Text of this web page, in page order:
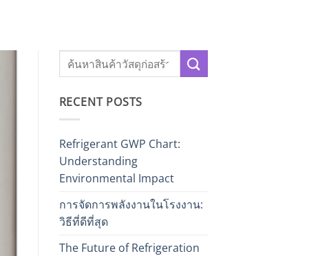
RECENT POSTS
Refrigerant GWP Chart:
Understanding
Environmental Impact
การจัดการพลังงานในโรงงาน:
วิธีที่ดีที่สุด
The Future of Refrigeration